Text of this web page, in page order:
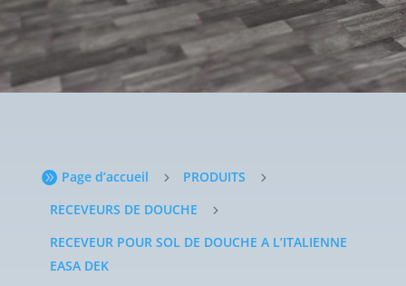
 Page d’accueil 5 PRODUITS 5
RECEVEURS DE DOUCHE 5
RECEVEUR POUR SOL DE DOUCHE A L’ITALIENNE
EASA DEK